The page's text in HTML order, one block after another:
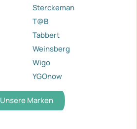
Sterckeman
T@B
Tabbert
Weinsberg
Wigo
YGOnow
Unsere Marken